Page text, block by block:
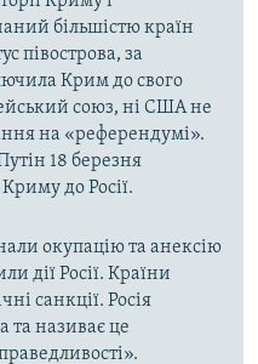
більшістю країн
півострова, за
Крим до свого
союз, ні США не
на «референдумі».
18 березня
до Росії.
окупацію та анексію
дії Росії. Країни
санкції. Росія
та називає це